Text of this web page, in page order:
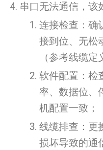
4. 串口无法通信，该
连接检查：确
接到位、无松
（参考线缆定
软件配置：检
率、数据位、
机配置一致；
线缆排查：更
损坏导致的通